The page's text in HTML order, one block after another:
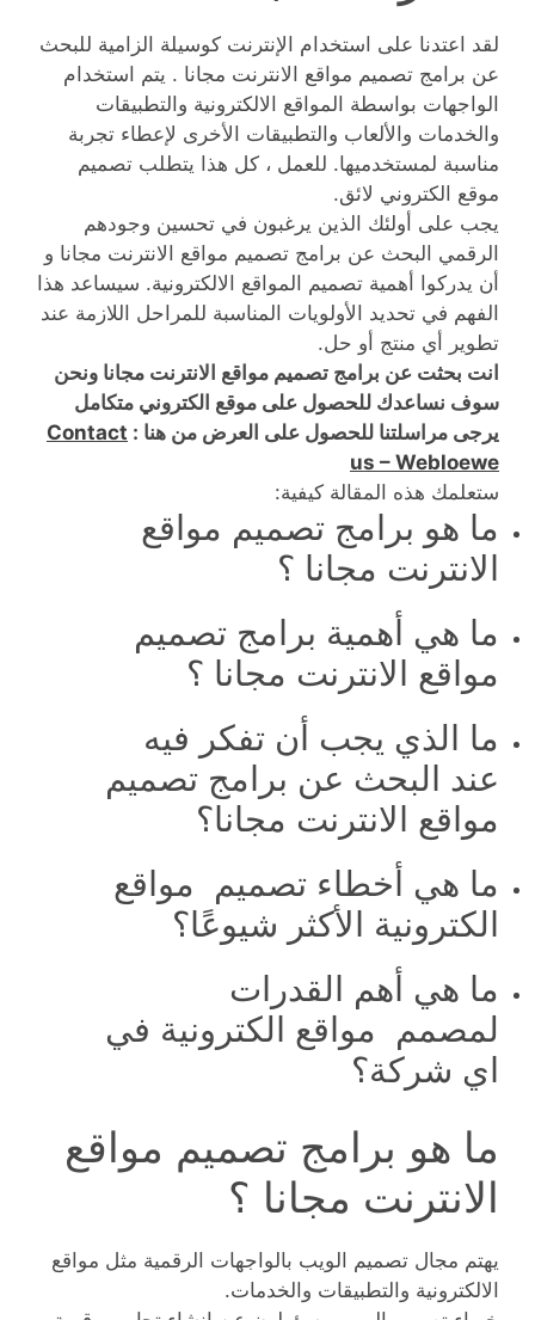
لقد اعتدنا على استخدام الإنترنت كوسيلة الزامية للبحث
عن برامج تصميم مواقع الانترنت مجانا . يتم استخدام
الواجهات بواسطة المواقع الالكترونية والتطبيقات
والخدمات والألعاب والتطبيقات الأخرى لإعطاء تجربة
مناسبة لمستخدميها. للعمل ، كل هذا يتطلب تصميم
موقع الكتروني لائق.
يجب على أولئك الذين يرغبون في تحسين وجودهم
الرقمي البحث عن برامج تصميم مواقع الانترنت مجانا و
أن يدركوا أهمية تصميم المواقع الالكترونية. سيساعد هذا
الفهم في تحديد الأولويات المناسبة للمراحل اللازمة عند
تطوير أي منتج أو حل.
انت بحثت عن برامج تصميم مواقع الانترنت مجانا ونحن
سوف نساعدك للحصول على موقع الكتروني متكامل
يرجى مراسلتنا للحصول على العرض من هنا : Contact
us – Webloewe
ستعلمك هذه المقالة كيفية:
ما هو برامج تصميم مواقع
الانترنت مجانا ؟
ما هي أهمية برامج تصميم
مواقع الانترنت مجانا ؟
ما الذي يجب أن تفكر فيه
عند البحث عن برامج تصميم
مواقع الانترنت مجانا؟
ما هي أخطاء تصميم مواقع
الكترونية الأكثر شيوعًا؟
ما هي أهم القدرات
لمصمم مواقع الكترونية في
اي شركة؟
ما هو برامج تصميم مواقع
الانترنت مجانا ؟
يهتم مجال تصميم الويب بالواجهات الرقمية مثل مواقع
الالكترونية والتطبيقات والخدمات.